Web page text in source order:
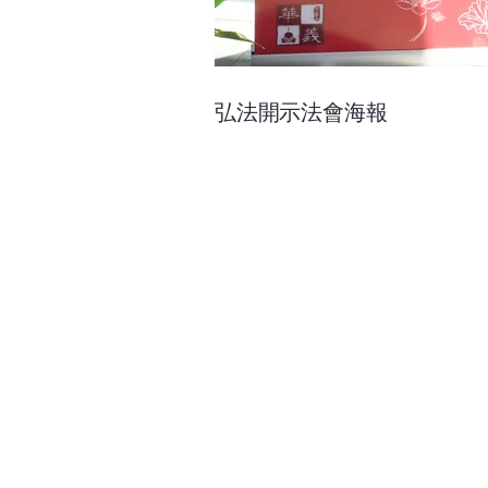
弘法開示法會海報